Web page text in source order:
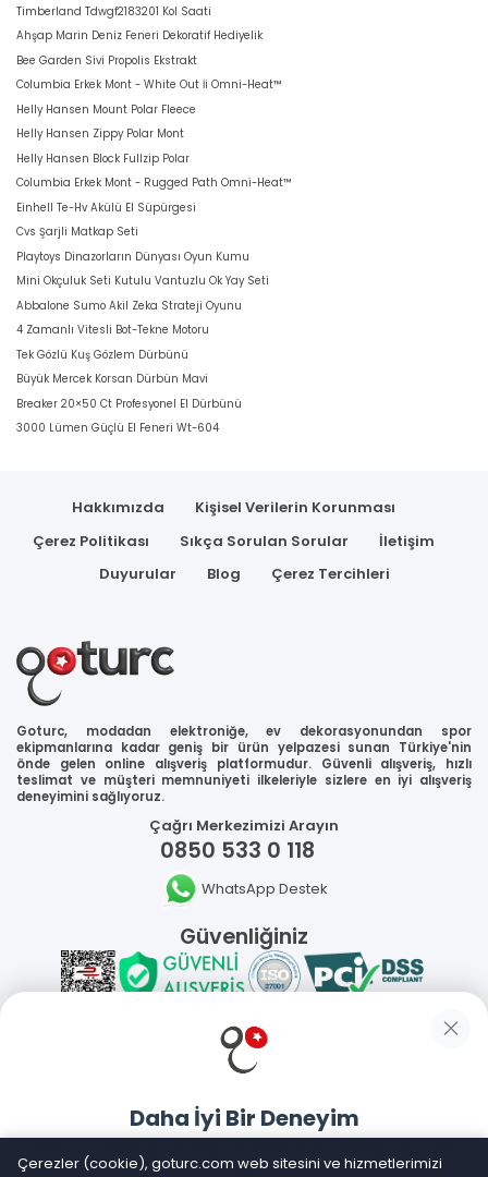
Timberland Tdwgf2183201 Kol Saati
Ahşap Marin Deniz Feneri Dekoratif Hediyelik
Bee Garden Sivi Propolis Ekstrakt
Columbia Erkek Mont - White Out İi Omni-Heat™
Helly Hansen Mount Polar Fleece
Helly Hansen Zippy Polar Mont
Helly Hansen Block Fullzip Polar
Columbia Erkek Mont - Rugged Path Omni-Heat™
Einhell Te-Hv Akülü El Süpürgesi
Cvs Şarjli Matkap Seti
Playtoys Dinazorların Dünyası Oyun Kumu
Mini Okçuluk Seti Kutulu Vantuzlu Ok Yay Seti
Abbalone Sumo Akil Zeka Strateji Oyunu
4 Zamanlı Vitesli Bot-Tekne Motoru
Tek Gözlü Kuş Gözlem Dürbünü
Büyük Mercek Korsan Dürbün Mavi
Breaker 20×50 Ct Profesyonel El Dürbünü
3000 Lümen Güçlü El Feneri Wt-604
Hakkımızda
Kişisel Verilerin Korunması
Çerez Politikası
Sıkça Sorulan Sorular
İletişim
Duyurular
Blog Çerez Tercihleri
Goturc, modadan elektroniğe, ev dekorasyonundan spor
ekipmanlarına kadar geniş bir ürün yelpazesi sunan Türkiye'nin
önde gelen online alışveriş platformudur. Güvenli alışveriş, hızlı
teslimat ve müşteri memnuniyeti ilkeleriyle sizlere en iyi alışveriş
deneyimini sağlıyoruz.
Çağrı Merkezimizi Arayın
0850 533 0 118
WhatsApp Destek
Güvenliğiniz
Sosyal Medya
Mobil Uygulamalarımız
Daha İyi Bir Deneyim
Goturc mobil uygulamasıyla daha hızlı ve kolay alışveriş
yapın
Çerezler (cookie), goturc.com web sitesini ve hizmetlerimizi